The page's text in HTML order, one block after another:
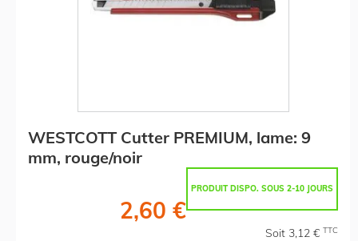
WESTCOTT Cutter PREMIUM, lame: 9
mm, rouge/noir
PRODUIT DISPO. SOUS 2-10 JOURS
2,60 €
Soit 3,12 € TTC